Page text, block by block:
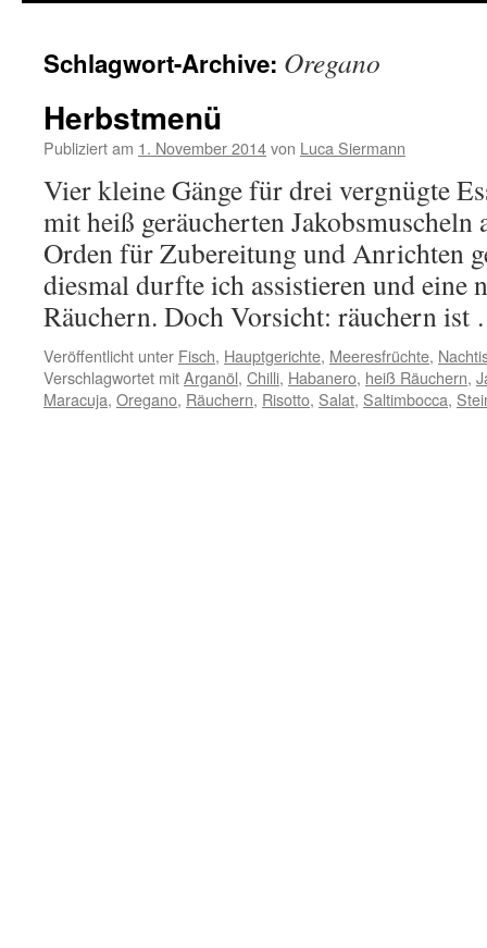
Schlagwort-Archive: Oregano
Herbstmenü
Publiziert am 1. November 2014von Luca Siermann
Vier kleine Gänge für drei vergnügte
mit heiß geräucherten Jakobsmuscheln
Orden für Zubereitung und Anrichten
diesmal durfte ich assistieren und eine
Räuchern. Doch Vorsicht: räuchern
Veröffentlicht unter Fisch, Hauptgerichte, Meeresfrüchte,
Verschlagwortet mitArganöl, Chilli, Habanero, heiß Räuchern,
Maracuja, Oregano, Räuchern, Risotto, Salat, Saltimbocca,